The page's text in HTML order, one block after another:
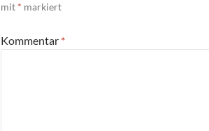
mit * markiert
Kommentar *